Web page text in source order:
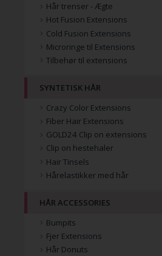
Hår trenser - Ægte
Hot Fusion Extensions
Cold Fusion Extensions
Microringe til Extensions
Tilbehør til extensions
SYNTETISK HÅR
Crazy Color Extensions
Fiber Hair Extensions
GOLD24 Clip on extensions
Clip on hestehaler
Hair Tinsels
Hårelastikker med hår
HÅR ACCESSORIES
Bumpits
Fjer Extensions
Hår Donuts